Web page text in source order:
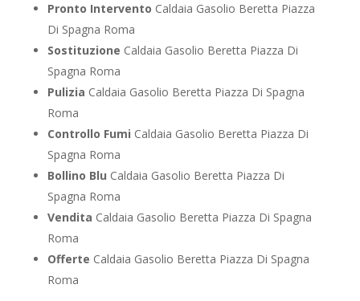
Pronto Intervento Caldaia Gasolio Beretta Piazza
Di Spagna Roma
Sostituzione Caldaia Gasolio Beretta Piazza Di
Spagna Roma
Pulizia Caldaia Gasolio Beretta Piazza Di Spagna
Roma
Controllo Fumi Caldaia Gasolio Beretta Piazza Di
Spagna Roma
Bollino Blu Caldaia Gasolio Beretta Piazza Di
Spagna Roma
Vendita Caldaia Gasolio Beretta Piazza Di Spagna
Roma
Offerte Caldaia Gasolio Beretta Piazza Di Spagna
Roma